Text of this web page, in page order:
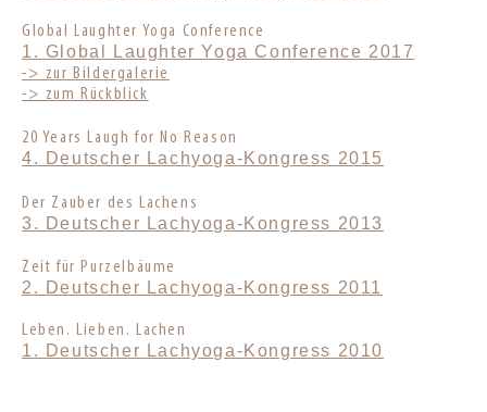
Global Laughter Yoga Conference
1. Global Laughter Yoga Conference 2017
-> zur Bildergalerie
-> zum Rückblick
20 Years Laugh for No Reason
4. Deutscher Lachyoga-Kongress 2015
Der Zauber des Lachens
3. Deutscher Lachyoga-Kongress 2013
Zeit für Purzelbäume
2. Deutscher Lachyoga-Kongress 2011
Leben. Lieben. Lachen
1. Deutscher Lachyoga-Kongress 2010